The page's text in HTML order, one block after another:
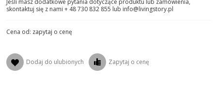
Jeśli masz dodatkowe pytania dotyczące produktu lub zamówienia,
skontaktuj się z nami + 48 730 832 855 lub info@livingstory.pl
Cena od: zapytaj o cenę
Dodaj do ulubionych Zapytaj o cenę